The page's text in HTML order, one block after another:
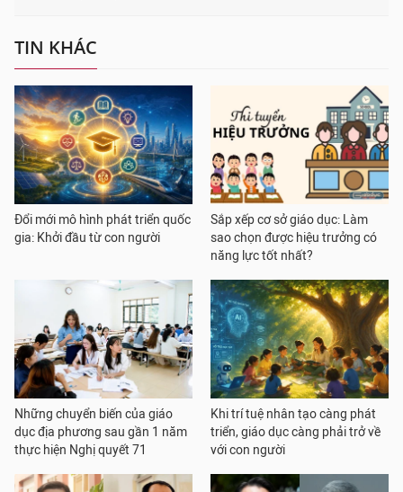
TIN KHÁC
Đổi mới mô hình phát triển quốc
gia: Khởi đầu từ con người
Sắp xếp cơ sở giáo dục: Làm
sao chọn được hiệu trưởng có
năng lực tốt nhất?
Những chuyển biến của giáo
dục địa phương sau gần 1 năm
thực hiện Nghị quyết 71
Khi trí tuệ nhân tạo càng phát
triển, giáo dục càng phải trở về
với con người